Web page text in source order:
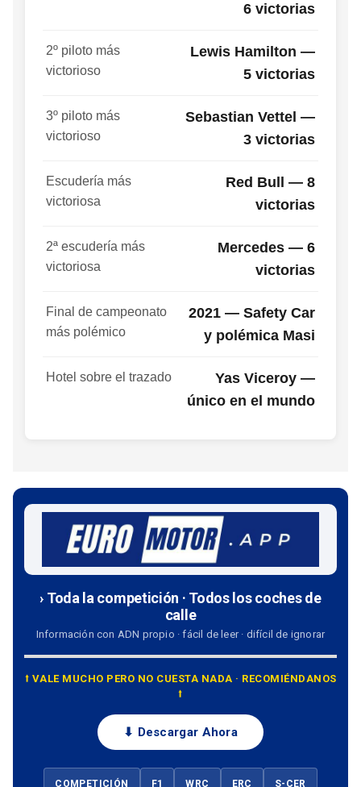
6 victorias
2º piloto más
victorioso
Lewis Hamilton —
5 victorias
3º piloto más
victorioso
Sebastian Vettel —
3 victorias
Escudería más
victoriosa
Red Bull — 8
victorias
2ª escudería más
victoriosa
Mercedes — 6
victorias
Final de campeonato
más polémico
2021 — Safety Car
y polémica Masi
Hotel sobre el trazado
Yas Viceroy —
único en el mundo
› Toda la competición · Todos los coches de
calle
Información con ADN propio · fácil de leer · difícil de ignorar
⭡ VALE MUCHO PERO NO CUESTA NADA · RECOMIÉNDANOS
⭡
⬇ Descargar Ahora
COMPETICIÓN F1 WRC ERC S-CER